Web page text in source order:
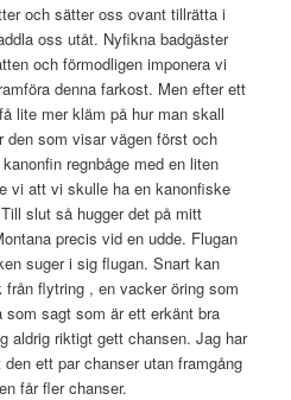
och sätter oss ovant tillrätta i
oss utåt. Nyfikna badgäster
och förmodligen imponera vi
denna farkost. Men efter ett
lite mer kläm på hur man skall
den som visar vägen först och
regnbåge med en liten
vi att vi skulle ha en kanonfiske
slut så hugger det på mitt
precis vid en udde. Flugan
suger i sig flugan. Snart kan
flytring , en vacker öring som
sagt som är ett erkänt bra
aldrig riktigt gett chansen. Jag har
ett par chanser utan framgång
får fler chanser.